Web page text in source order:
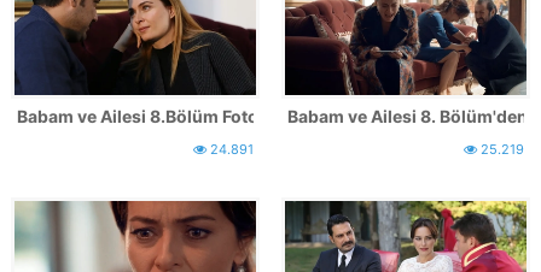
Babam ve Ailesi 8.Bölüm Fotoğrafları
24.891
Babam ve Ailesi 8. Bölüm'den
25.219